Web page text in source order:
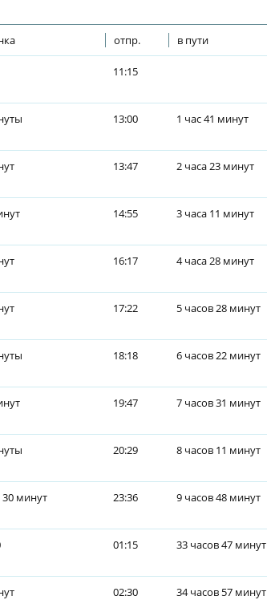
отпр. в пути
11:15
13:00 1 час 41 минут
13:47 2 часа 23 минут
14:55 3 часа 11 минут
16:17 4 часа 28 минут
17:22 5 часов 28 минут
18:18 6 часов 22 минут
19:47 7 часов 31 минут
20:29 8 часов 11 минут
30 минут 23:36 9 часов 48 минут
01:15 33 часов 47 минут
02:30 34 часов 57 минут